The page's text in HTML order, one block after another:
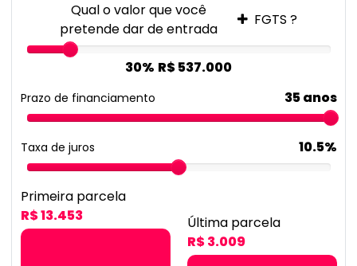
Qual o valor que você
pretende dar de entrada
FGTS ?
30% R$ 537.000
Prazo de financiamento 35 anos
Taxa de juros 10.5%
Primeira parcela
R$ 13.453
Última parcela
R$ 3.009